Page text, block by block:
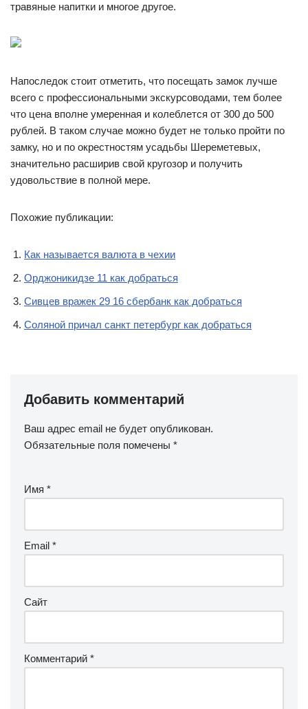
травяные напитки и многое другое.
Напоследок стоит отметить, что посещать замок лучше
всего с профессиональными экскурсоводами, тем более
что цена вполне умеренная и колеблется от 300 до 500
рублей. В таком случае можно будет не только пройти по
замку, но и по окрестностям усадьбы Шереметевых,
значительно расширив свой кругозор и получить
удовольствие в полной мере.
Похожие публикации:
Как называется валюта в чехии
Орджоникидзе 11 как добраться
Сивцев вражек 29 16 сбербанк как добраться
Соляной причал санкт петербург как добраться
Добавить комментарий
Ваш адрес email не будет опубликован.
Обязательные поля помечены *
Имя *
Email *
Сайт
Комментарий *